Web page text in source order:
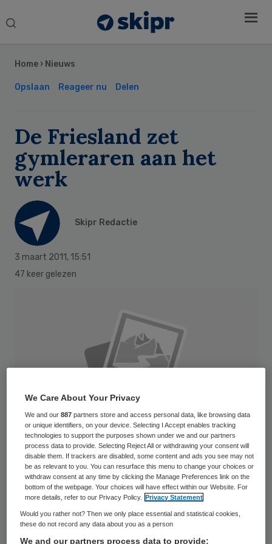
Search
Home › Nieuws
Opslaan Reageer nu Delen
De Friesland zet
gymleraren aan het
werk
Skipr Redactie
3 maart 2011, 15:51
47 keer gelezen
Zorgverzekeraar De Friesland neemt de
gedeeltelijke betaling van nieuwe
gymleraren op zich. De Friesland trekt hier
Sidebar
We Care About Your Privacy
We and our887 partners store and access personal data, like browsing data
or unique identifiers, on your device. Selecting I Accept enables tracking
technologies to support the purposes shown under we and our partners
process data to provide. Selecting Reject All or withdrawing your consent will
disable them. If trackers are disabled, some content and ads you see may not
be as relevant to you. You can resurface this menu to change your choices or
withdraw consent at any time by clicking the Manage Preferences link on the
bottom of the webpage. Your choices will have effect within our Website. For
more details, refer to our Privacy Policy.
Privacy Statement
Would you rather not? Then we only place essential and statistical cookies,
these do not record any data about you as a person
We and our partners process data to provide: